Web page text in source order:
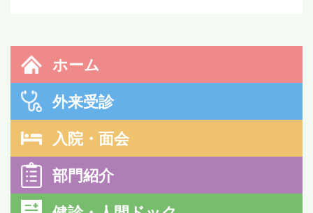
ホーム
外来受診
入院・面会
部門紹介